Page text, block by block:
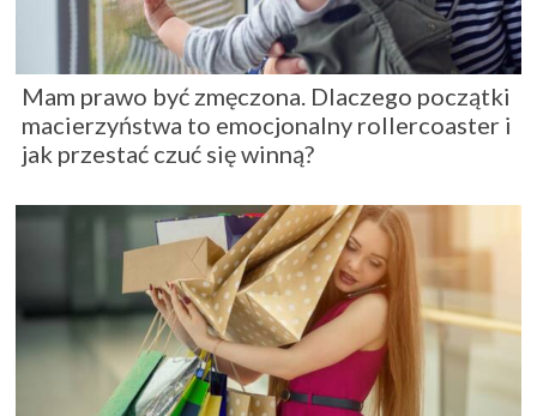
Mam prawo być zmęczona. Dlaczego początki
macierzyństwa to emocjonalny rollercoaster i
jak przestać czuć się winną?